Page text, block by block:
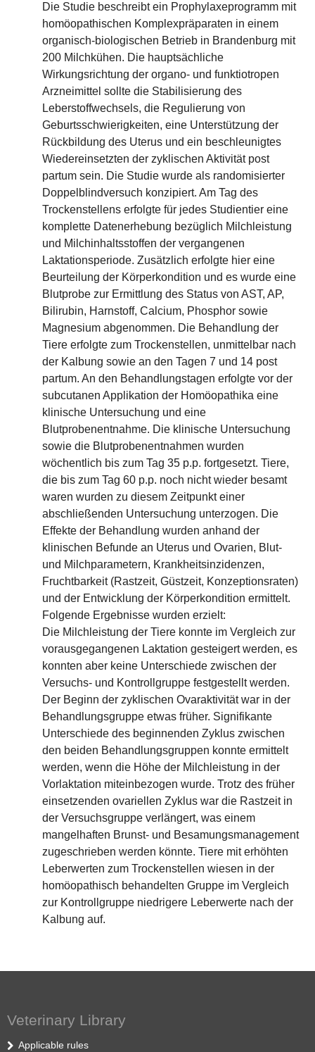
Die Studie beschreibt ein Prophylaxeprogramm mit
homöopathischen Komplexpräparaten in einem
organisch-biologischen Betrieb in Brandenburg mit
200 Milchkühen. Die hauptsächliche
Wirkungsrichtung der organo- und funktiotropen
Arzneimittel sollte die Stabilisierung des
Leberstoffwechsels, die Regulierung von
Geburtsschwierigkeiten, eine Unterstützung der
Rückbildung des Uterus und ein beschleunigtes
Wiedereinsetzten der zyklischen Aktivität post
partum sein. Die Studie wurde als randomisierter
Doppelblindversuch konzipiert. Am Tag des
Trockenstellens erfolgte für jedes Studientier eine
komplette Datenerhebung bezüglich Milchleistung
und Milchinhaltsstoffen der vergangenen
Laktationsperiode. Zusätzlich erfolgte hier eine
Beurteilung der Körperkondition und es wurde eine
Blutprobe zur Ermittlung des Status von AST, AP,
Bilirubin, Harnstoff, Calcium, Phosphor sowie
Magnesium abgenommen. Die Behandlung der
Tiere erfolgte zum Trockenstellen, unmittelbar nach
der Kalbung sowie an den Tagen 7 und 14 post
partum. An den Behandlungstagen erfolgte vor der
subcutanen Applikation der Homöopathika eine
klinische Untersuchung und eine
Blutprobenentnahme. Die klinische Untersuchung
sowie die Blutprobenentnahmen wurden
wöchentlich bis zum Tag 35 p.p. fortgesetzt. Tiere,
die bis zum Tag 60 p.p. noch nicht wieder besamt
waren wurden zu diesem Zeitpunkt einer
abschließenden Untersuchung unterzogen. Die
Effekte der Behandlung wurden anhand der
klinischen Befunde an Uterus und Ovarien, Blut-
und Milchparametern, Krankheitsinzidenzen,
Fruchtbarkeit (Rastzeit, Güstzeit, Konzeptionsraten)
und der Entwicklung der Körperkondition ermittelt.
Folgende Ergebnisse wurden erzielt:
Die Milchleistung der Tiere konnte im Vergleich zur
vorausgegangenen Laktation gesteigert werden, es
konnten aber keine Unterschiede zwischen der
Versuchs- und Kontrollgruppe festgestellt werden.
Der Beginn der zyklischen Ovaraktivität war in der
Behandlungsgruppe etwas früher. Signifikante
Unterschiede des beginnenden Zyklus zwischen
den beiden Behandlungsgruppen konnte ermittelt
werden, wenn die Höhe der Milchleistung in der
Vorlaktation miteinbezogen wurde. Trotz des früher
einsetzenden ovariellen Zyklus war die Rastzeit in
der Versuchsgruppe verlängert, was einem
mangelhaften Brunst- und Besamungsmanagement
zugeschrieben werden könnte. Tiere mit erhöhten
Leberwerten zum Trockenstellen wiesen in der
homöopathisch behandelten Gruppe im Vergleich
zur Kontrollgruppe niedrigere Leberwerte nach der
Kalbung auf.
Veterinary Library
Applicable rules